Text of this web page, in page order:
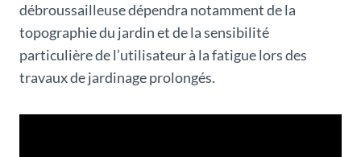
débroussailleuse dépendra notamment de la
topographie du jardin et de la sensibilité
particulière de l’utilisateur à la fatigue lors des
travaux de jardinage prolongés.